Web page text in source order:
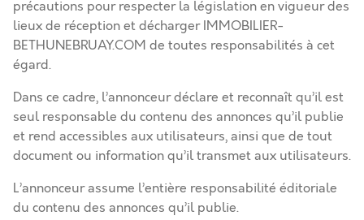
précautions pour respecter la législation en vigueur des
lieux de réception et décharger IMMOBILIER-
BETHUNEBRUAY.COM de toutes responsabilités à cet
égard.
Dans ce cadre, l’annonceur déclare et reconnaît qu’il est
seul responsable du contenu des annonces qu’il publie
et rend accessibles aux utilisateurs, ainsi que de tout
document ou information qu’il transmet aux utilisateurs.
L’annonceur assume l’entière responsabilité éditoriale
du contenu des annonces qu’il publie.